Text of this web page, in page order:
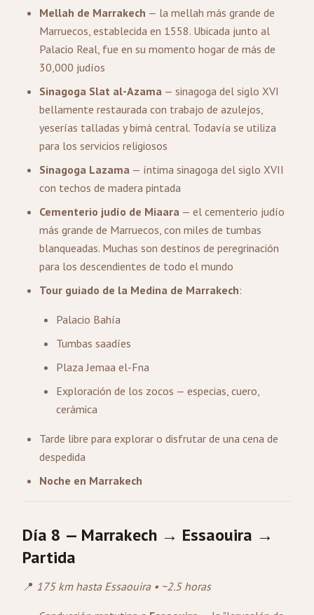
Mellah de Marrakech — la mellah más grande de
Marruecos, establecida en 1558. Ubicada junto al
Palacio Real, fue en su momento hogar de más de
30,000 judíos
Sinagoga Slat al-Azama — sinagoga del siglo XVI
bellamente restaurada con trabajo de azulejos,
yeserías talladas y bimá central. Todavía se utiliza
para los servicios religiosos
Sinagoga Lazama — íntima sinagoga del siglo XVII
con techos de madera pintada
Cementerio judío de Miaara — el cementerio judío
más grande de Marruecos, con miles de tumbas
blanqueadas. Muchas son destinos de peregrinación
para los descendientes de todo el mundo
Tour guiado de la Medina de Marrakech:
Palacio Bahía
Tumbas saadíes
Plaza Jemaa el-Fna
Exploración de los zocos — especias, cuero,
cerámica
Tarde libre para explorar o disfrutar de una cena de
despedida
Noche en Marrakech
Día 8 — Marrakech → Essaouira →
Partida
📍 175 km hasta Essaouira • ~2.5 horas